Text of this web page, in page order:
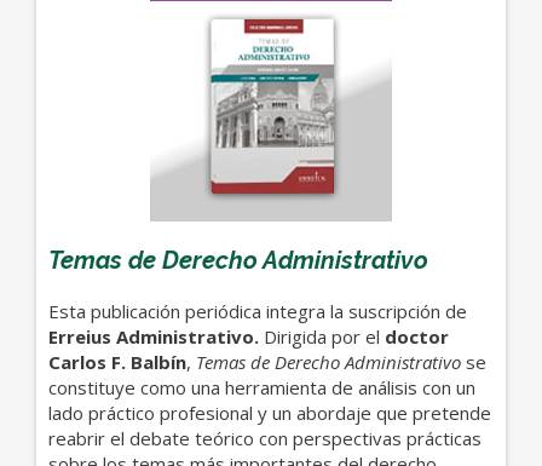
Temas de Derecho Administrativo
Esta publicación periódica integra la suscripción de
Erreius Administrativo. Dirigida por el doctor
Carlos F. Balbín, Temas de Derecho Administrativo se
constituye como una herramienta de análisis con un
lado práctico profesional y un abordaje que pretende
reabrir el debate teórico con perspectivas prácticas